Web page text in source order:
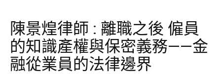
陳景煌律師 : 離職之後 僱員
的知識產權與保密義務——金
融從業員的法律邊界